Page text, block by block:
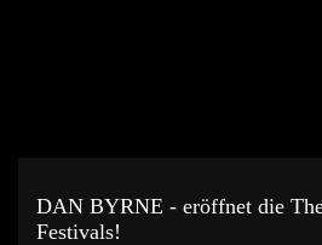
DAN BYRNE - eröffnet die
Festivals!